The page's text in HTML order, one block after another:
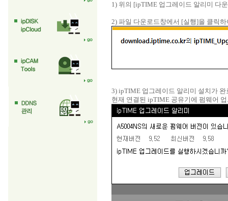
1) 위의 [ipTIME 업그레이드 알리미 다
2) 파일 다운로드창에서 [실행]을 클릭
3) ipTIME 업그레이드 알리미 설치가
현재 연결된 ipTIME 공유기에 펌웨어